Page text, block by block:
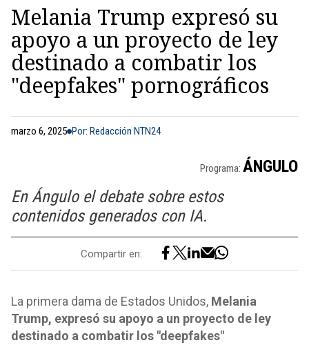
Melania Trump expresó su
apoyo a un proyecto de ley
destinado a combatir los
"deepfakes" pornográficos
marzo 6, 2025 Por: Redacción NTN24
Programa: ÁNGULO
En Ángulo el debate sobre estos
contenidos generados con IA.
Compartir en:
La primera dama de Estados Unidos, Melania
Trump, expresó su apoyo a un proyecto de ley
destinado a combatir los "deepfakes"